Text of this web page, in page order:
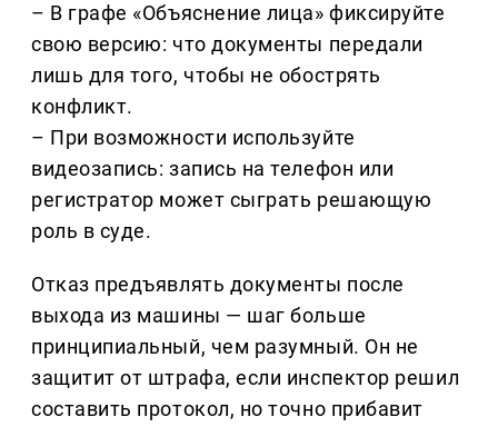
– В графе «Объяснение лица» фиксируйте
свою версию: что документы передали
лишь для того, чтобы не обострять
конфликт.
– При возможности используйте
видеозапись: запись на телефон или
регистратор может сыграть решающую
роль в суде.
Отказ предъявлять документы после
выхода из машины — шаг больше
принципиальный, чем разумный. Он не
защитит от штрафа, если инспектор решил
составить протокол, но точно прибавит